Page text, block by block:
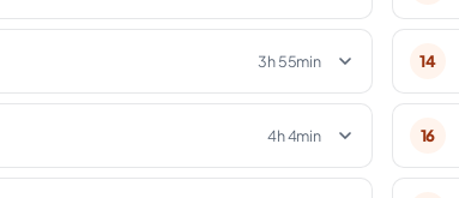
3h 55min 14
4h 4min 16